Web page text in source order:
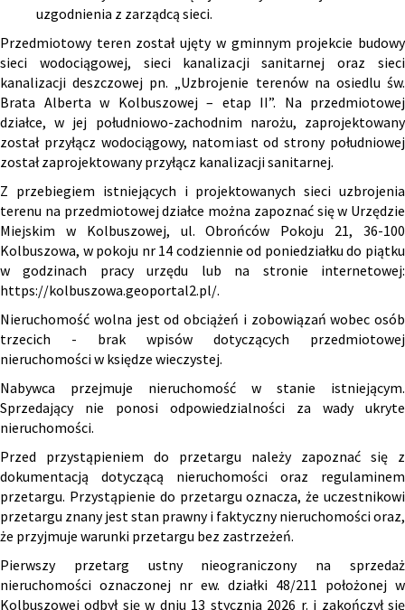
uzgodnienia z zarządcą sieci.
Przedmiotowy teren został ujęty w gminnym projekcie budowy
sieci wodociągowej, sieci kanalizacji sanitarnej oraz sieci
kanalizacji deszczowej pn. „Uzbrojenie terenów na osiedlu św.
Brata Alberta w Kolbuszowej – etap II”. Na przedmiotowej
działce, w jej południowo-zachodnim narożu, zaprojektowany
został przyłącz wodociągowy, natomiast od strony południowej
został zaprojektowany przyłącz kanalizacji sanitarnej.
Z przebiegiem istniejących i projektowanych sieci uzbrojenia
terenu na przedmiotowej działce można zapoznać się w Urzędzie
Miejskim w Kolbuszowej, ul. Obrońców Pokoju 21, 36-100
Kolbuszowa, w pokoju nr 14 codziennie od poniedziałku do piątku
w godzinach pracy urzędu lub na stronie internetowej:
https://kolbuszowa.geoportal2.pl/.
Nieruchomość wolna jest od obciążeń i zobowiązań wobec osób
trzecich - brak wpisów dotyczących przedmiotowej
nieruchomości w księdze wieczystej.
Nabywca przejmuje nieruchomość w stanie istniejącym.
Sprzedający nie ponosi odpowiedzialności za wady ukryte
nieruchomości.
Przed przystąpieniem do przetargu należy zapoznać się z
dokumentacją dotyczącą nieruchomości oraz regulaminem
przetargu. Przystąpienie do przetargu oznacza, że uczestnikowi
przetargu znany jest stan prawny i faktyczny nieruchomości oraz,
że przyjmuje warunki przetargu bez zastrzeżeń.
Pierwszy przetarg ustny nieograniczony na sprzedaż
nieruchomości oznaczonej nr ew. działki 48/211 położonej w
Kolbuszowej odbył się w dniu 13 stycznia 2026 r. i zakończył się